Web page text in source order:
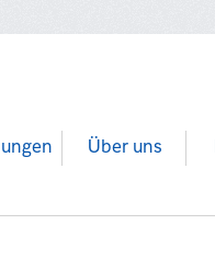
Über uns